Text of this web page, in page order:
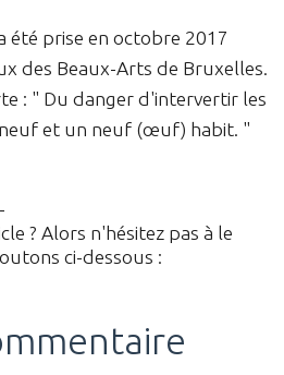
été prise en octobre 2017
des Beaux-Arts de Bruxelles.
: " Du danger d'intervertir les
et un neuf (œuf) habit. "
? Alors n'hésitez pas à le
ci-dessous :